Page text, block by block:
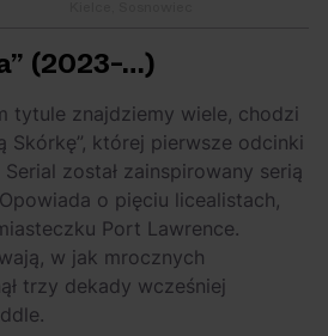
(2023-…)
tytule znajdziemy wiele, chodzi
Skórkę”, której pierwsze odcinki
został zainspirowany serią
Opowiada o pięciu licealistach,
Port Lawrence.
w jak mrocznych
trzy dekady wcześniej